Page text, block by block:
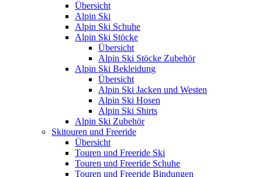
Übersicht
Alpin Ski
Alpin Ski Schuhe
Alpin Ski Stöcke
Übersicht
Alpin Ski Stöcke Zubehör
Alpin Ski Bekleidung
Übersicht
Alpin Ski Jacken und Westen
Alpin Ski Hosen
Alpin Ski Shirts
Alpin Ski Zubehör
Skitouren und Freeride
Übersicht
Touren und Freeride Ski
Touren und Freeride Schuhe
Touren und Freeride Bindungen